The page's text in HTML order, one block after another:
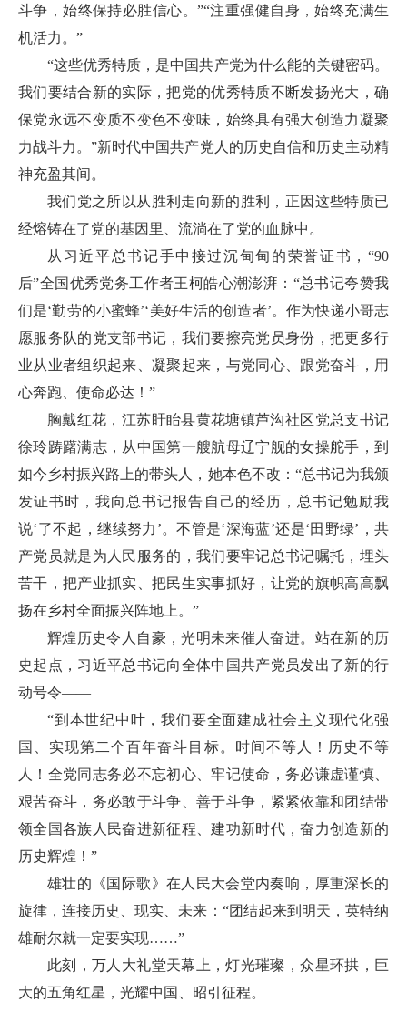
斗争，始终保持必胜信心。”“注重强健自身，始终充满生
机活力。”
“这些优秀特质，是中国共产党为什么能的关键密码。
我们要结合新的实际，把党的优秀特质不断发扬光大，确
保党永远不变质不变色不变味，始终具有强大创造力凝聚
力战斗力。”新时代中国共产党人的历史自信和历史主动精
神充盈其间。
我们党之所以从胜利走向新的胜利，正因这些特质已
经熔铸在了党的基因里、流淌在了党的血脉中。
从习近平总书记手中接过沉甸甸的荣誉证书，“90
后”全国优秀党务工作者王柯皓心潮澎湃：“总书记夸赞我
们是‘勤劳的小蜜蜂’‘美好生活的创造者’。作为快递小哥志
愿服务队的党支部书记，我们要擦亮党员身份，把更多行
业从业者组织起来、凝聚起来，与党同心、跟党奋斗，用
心奔跑、使命必达！”
胸戴红花，江苏盱眙县黄花塘镇芦沟社区党总支书记
徐玲踌躇满志，从中国第一艘航母辽宁舰的女操舵手，到
如今乡村振兴路上的带头人，她本色不改：“总书记为我颁
发证书时，我向总书记报告自己的经历，总书记勉励我
说‘了不起，继续努力’。不管是‘深海蓝’还是‘田野绿’，共
产党员就是为人民服务的，我们要牢记总书记嘱托，埋头
苦干，把产业抓实、把民生实事抓好，让党的旗帜高高飘
扬在乡村全面振兴阵地上。”
辉煌历史令人自豪，光明未来催人奋进。站在新的历
史起点，习近平总书记向全体中国共产党员发出了新的行
动号令——
“到本世纪中叶，我们要全面建成社会主义现代化强
国、实现第二个百年奋斗目标。时间不等人！历史不等
人！全党同志务必不忘初心、牢记使命，务必谦虚谨慎、
艰苦奋斗，务必敢于斗争、善于斗争，紧紧依靠和团结带
领全国各族人民奋进新征程、建功新时代，奋力创造新的
历史辉煌！”
雄壮的《国际歌》在人民大会堂内奏响，厚重深长的
旋律，连接历史、现实、未来：“团结起来到明天，英特纳
雄耐尔就一定要实现……”
此刻，万人大礼堂天幕上，灯光璀璨，众星环拱，巨
大的五角红星，光耀中国、昭引征程。